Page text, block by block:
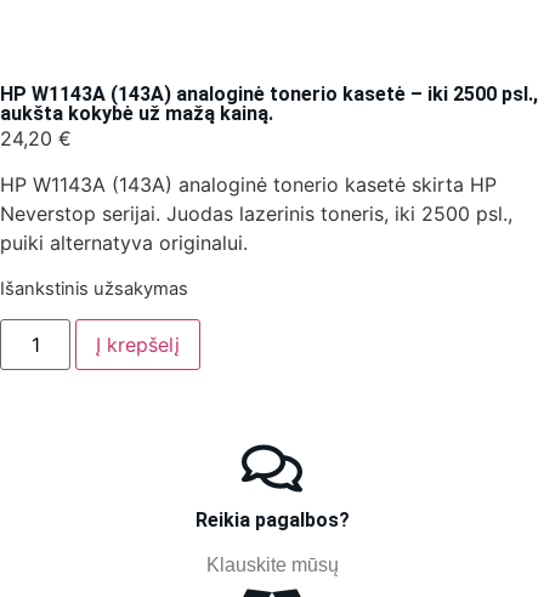
HP W1143A (143A) analoginė tonerio kasetė – iki 2500 psl.,
aukšta kokybė už mažą kainą.
24,20 €
HP W1143A (143A) analoginė tonerio kasetė skirta HP
Neverstop serijai. Juodas lazerinis toneris, iki 2500 psl.,
puiki alternatyva originalui.
Išankstinis užsakymas
Į krepšelį
Reikia pagalbos?
Klauskite mūsų